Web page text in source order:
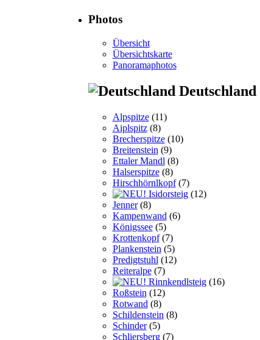
Photos
Übersicht
Übersichtskarte
Panoramaphotos
Deutschland
Alpspitze(11)
Aiplspitz(8)
Brecherspitze(10)
Breitenstein (9)
Ettaler Mandl (8)
Halserspitze(8)
Hirschhörnlkopf(7)
Isidorsteig(12)
Jenner(8)
Kampenwand (6)
Königssee(5)
Krottenkopf(7)
Plankenstein (5)
Predigtstuhl (12)
Reiteralpe(7)
Rinnkendlsteig(16)
Roßstein (12)
Rotwand (8)
Schildenstein (8)
Schinder(5)
Schliersberg(7)